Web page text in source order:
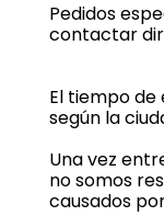
Pedidos
contactar
El tiempo
según la
Una vez
no somos
causados